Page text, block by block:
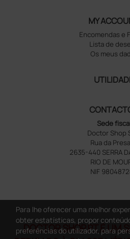
MY
Encomendas e
Lista de
Os meus
Sede
Doctor Shop
Rua da
2635-440 SERRA
RIO DE
NIF
DOCTOR SHOP.PT É UM
Para lhe oferecer uma melhor
obter estatísticas, propor
preferências do utilizador, para